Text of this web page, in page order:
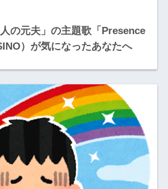
の元夫」の主題歌「Presence
）が気になったあなたへ